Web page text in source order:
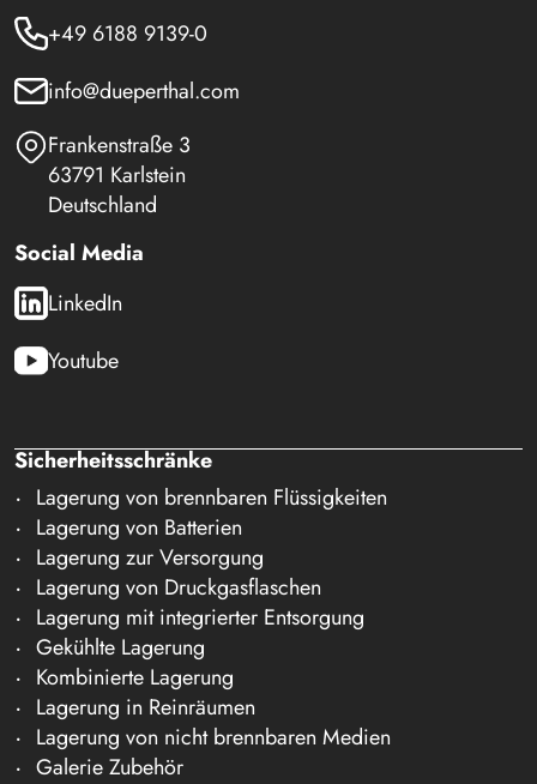
+49 6188 9139-0
info@dueperthal.com
Frankenstraße 3
63791 Karlstein
Deutschland
Social Media
LinkedIn
Youtube
Sicherheitsschränke
Lagerung von brennbaren Flüssigkeiten
Lagerung von Batterien
Lagerung zur Versorgung
Lagerung von Druckgasflaschen
Lagerung mit integrierter Entsorgung
Gekühlte Lagerung
Kombinierte Lagerung
Lagerung in Reinräumen
Lagerung von nicht brennbaren Medien
Galerie Zubehör